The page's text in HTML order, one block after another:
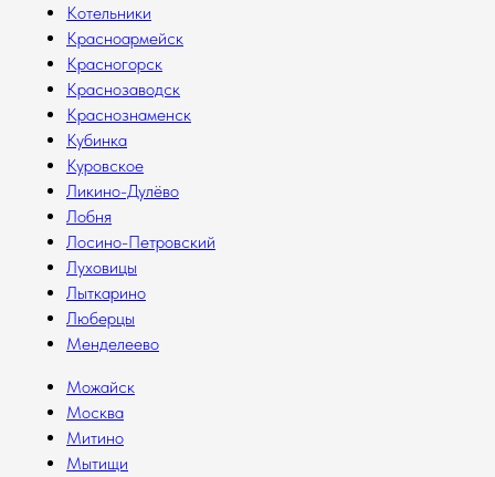
Котельники
Красноармейск
Красногорск
Краснозаводск
Краснознаменск
Кубинка
Куровское
Ликино-Дулёво
Лобня
Лосино-Петровский
Луховицы
Лыткарино
Люберцы
Менделеево
Можайск
Москва
Митино
Мытищи